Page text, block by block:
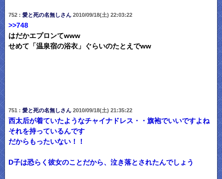
752 : 愛と死の名無しさん2010/09/18(土) 22:03:22
>>748
はだかエプロンてwww
せめて「温泉宿の浴衣」ぐらいのたとえでww
751 : 愛と死の名無しさん2010/09/18(土) 21:35:22
西太后が着ていたようなチャイナドレス・・旗袍でいいですよね
それを持っているんです
だからもったいない！！
D子は恐らく彼女のことだから、泣き落とされたんでしょう